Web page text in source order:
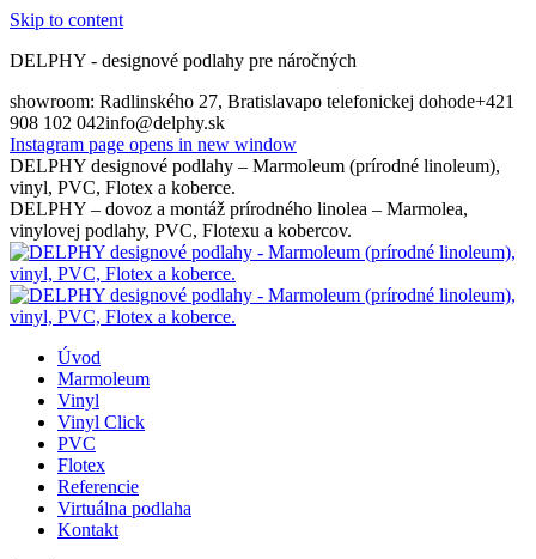
Skip to content
DELPHY - designové podlahy pre náročných
showroom: Radlinského 27, Bratislavapo telefonickej dohode+421
908 102 042info@delphy.sk
Instagram page opens in new window
DELPHY designové podlahy – Marmoleum (prírodné linoleum),
vinyl, PVC, Flotex a koberce.
DELPHY – dovoz a montáž prírodného linolea – Marmolea,
vinylovej podlahy, PVC, Flotexu a kobercov.
Úvod
Marmoleum
Vinyl
Vinyl Click
PVC
Flotex
Referencie
Virtuálna podlaha
Kontakt